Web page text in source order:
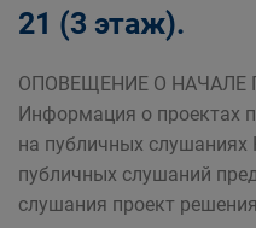
21 (3 этаж).
ОПОВЕЩЕНИЕ О
Информация о проектах
на публичных
публичных слушаний
слушания проект решения